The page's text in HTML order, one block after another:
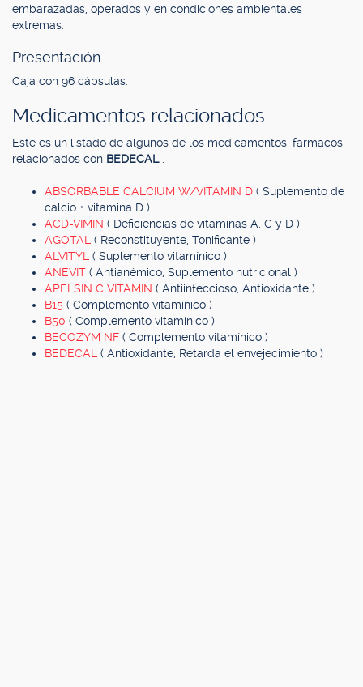
embarazadas, operados y en condiciones ambientales
extremas.
Presentación.
Caja con 96 cápsulas.
Medicamentos relacionados
Este es un listado de algunos de los medicamentos, fármacos
relacionados con BEDECAL
ABSORBABLE CALCIUM W/VITAMIN D ( Suplemento de
calcio + vitamina D )
ACD-VIMIN ( Deficiencias de vitaminas A, C y D )
AGOTAL ( Reconstituyente, Tonificante )
ALVITYL ( Suplemento vitamínico )
ANEVIT ( Antianémico, Suplemento nutricional )
APELSIN C VITAMIN ( Antiinfeccioso, Antioxidante )
B15 ( Complemento vitamínico )
B50 ( Complemento vitamínico )
BECOZYM NF ( Complemento vitamínico )
BEDECAL ( Antioxidante, Retarda el envejecimiento )